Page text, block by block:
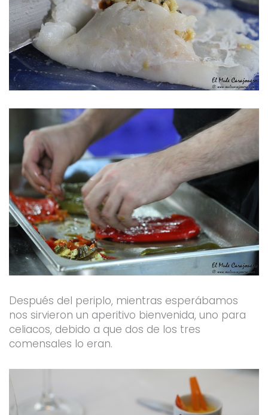
Después del periplo, mientras esperábamos
nos sirvieron un aperitivo bienvenida, uno para
celiacos, debido a que dos de los tres
comensales lo eran.